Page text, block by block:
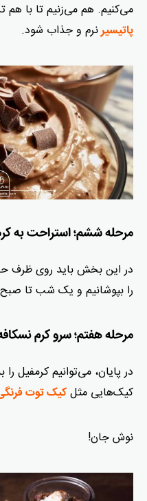
می‌کنیم. هم می‌زنیم تا با هم
پاتیسیرنرم و جذاب شود.
مرحله ششم؛ استراحت به
در این بخش باید روی ظرف
را بپوشانیم و یک شب تا
مرحله هفتم؛ سرو کرم
در پایان، می‌توانیم کرمفیل
کیک‌هایی مثلکیک توت
نوش جان!